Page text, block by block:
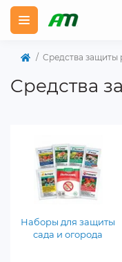
Cредства защиты
Cредства
Наборы для защиты
сада и огорода